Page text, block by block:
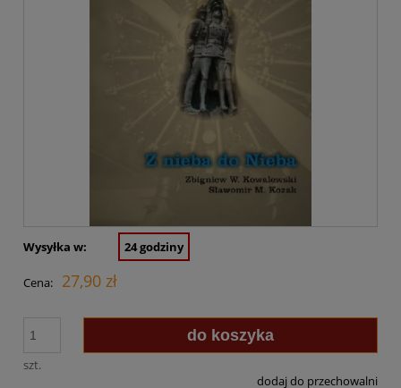
Wysyłka w: 24 godziny
Cena: 27,90 zł
szt.
do koszyka
dodaj do przechowalni